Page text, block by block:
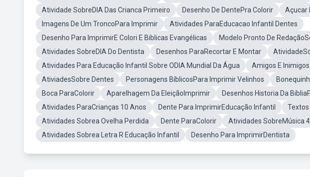
Atividade SobreDIA Das Crianca Primeiro
Desenho De DentePra Colorir
Açucar
Imagens De Um TroncoPara Imprimir
Atividades ParaEducacao Infantil Dentes
Desenho Para ImprimirE Colori E Biblicas Evangélicas
Modelo Pronto De
Atividades SobreDIA Do Dentista
Desenhos ParaRecortar E Montar
Atividades Para Educação Infantil Sobre ODIA Mundial Da Água
Amigos E
AtiviadesSobre Dentes
Personagens BíblicosPara Imprimir Velinhos
Boca ParaColorir
Aparelhagem Da EleiçãoImprimir
Desenhos Historia Da
Atividades ParaCrianças 10 Anos
Dente Para ImprimirEducação Infantil
Atividades Sobrea Ovelha Perdida
Dente ParaColorir
Atividades SobreMúsica
Atividades Sobrea Letra R Educação Infantil
Desenho Para ImprimirDentista